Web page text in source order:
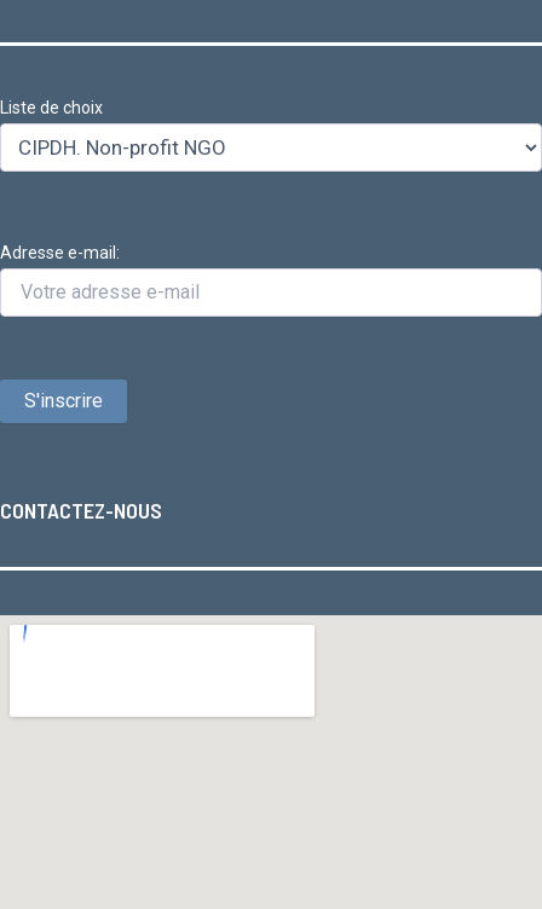
Liste de choix
Adresse e-mail:
CONTACTEZ-NOUS